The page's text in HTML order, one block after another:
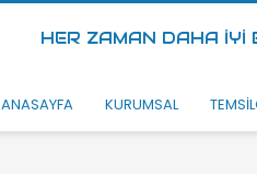
HER ZAMAN DAHA İYİ
ANASAYFA KURUMSAL